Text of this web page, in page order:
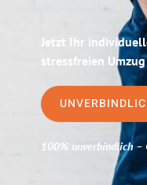
Jetzt Ihr
stressfreien
100% unverbindlich–